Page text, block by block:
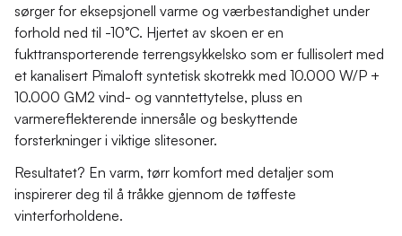
sørger for eksepsjonell varme og værbestandighet under
forhold ned til -10°C. Hjertet av skoen er en
fukttransporterende terrengsykkelsko som er fullisolert med
et kanalisert Pimaloft syntetisk skotrekk med 10.000 W/P +
10.000 GM2 vind- og vanntettytelse, pluss en
varmereflekterende innersåle og beskyttende
forsterkninger i viktige slitesoner.
Resultatet? En varm, tørr komfort med detaljer som
inspirerer deg til å tråkke gjennom de tøffeste
vinterforholdene.